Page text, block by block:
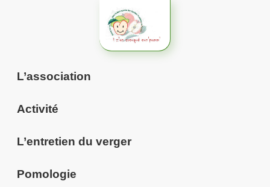
L’association
Activité
L’entretien du verger
Pomologie